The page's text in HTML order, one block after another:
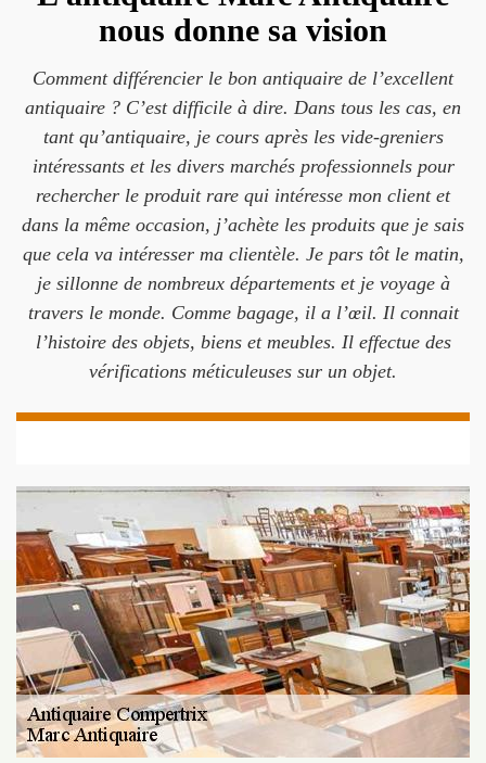
nous donne sa vision
Comment différencier le bon antiquaire de l’excellent
antiquaire ? C’est difficile à dire. Dans tous les cas, en
tant qu’antiquaire, je cours après les vide-greniers
intéressants et les divers marchés professionnels pour
rechercher le produit rare qui intéresse mon client et
dans la même occasion, j’achète les produits que je sais
que cela va intéresser ma clientèle. Je pars tôt le matin,
je sillonne de nombreux départements et je voyage à
travers le monde. Comme bagage, il a l’œil. Il connait
l’histoire des objets, biens et meubles. Il effectue des
vérifications méticuleuses sur un objet.